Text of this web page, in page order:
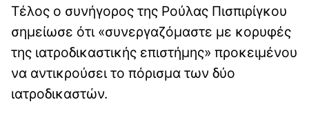
Τέλος ο συνήγορος της Ρούλας Πισπιρίγκου
σημείωσε ότι «συνεργαζόμαστε με κορυφές
της ιατροδικαστικής επιστήμης» προκειμένου
να αντικρούσει το πόρισμα των δύο
ιατροδικαστών.